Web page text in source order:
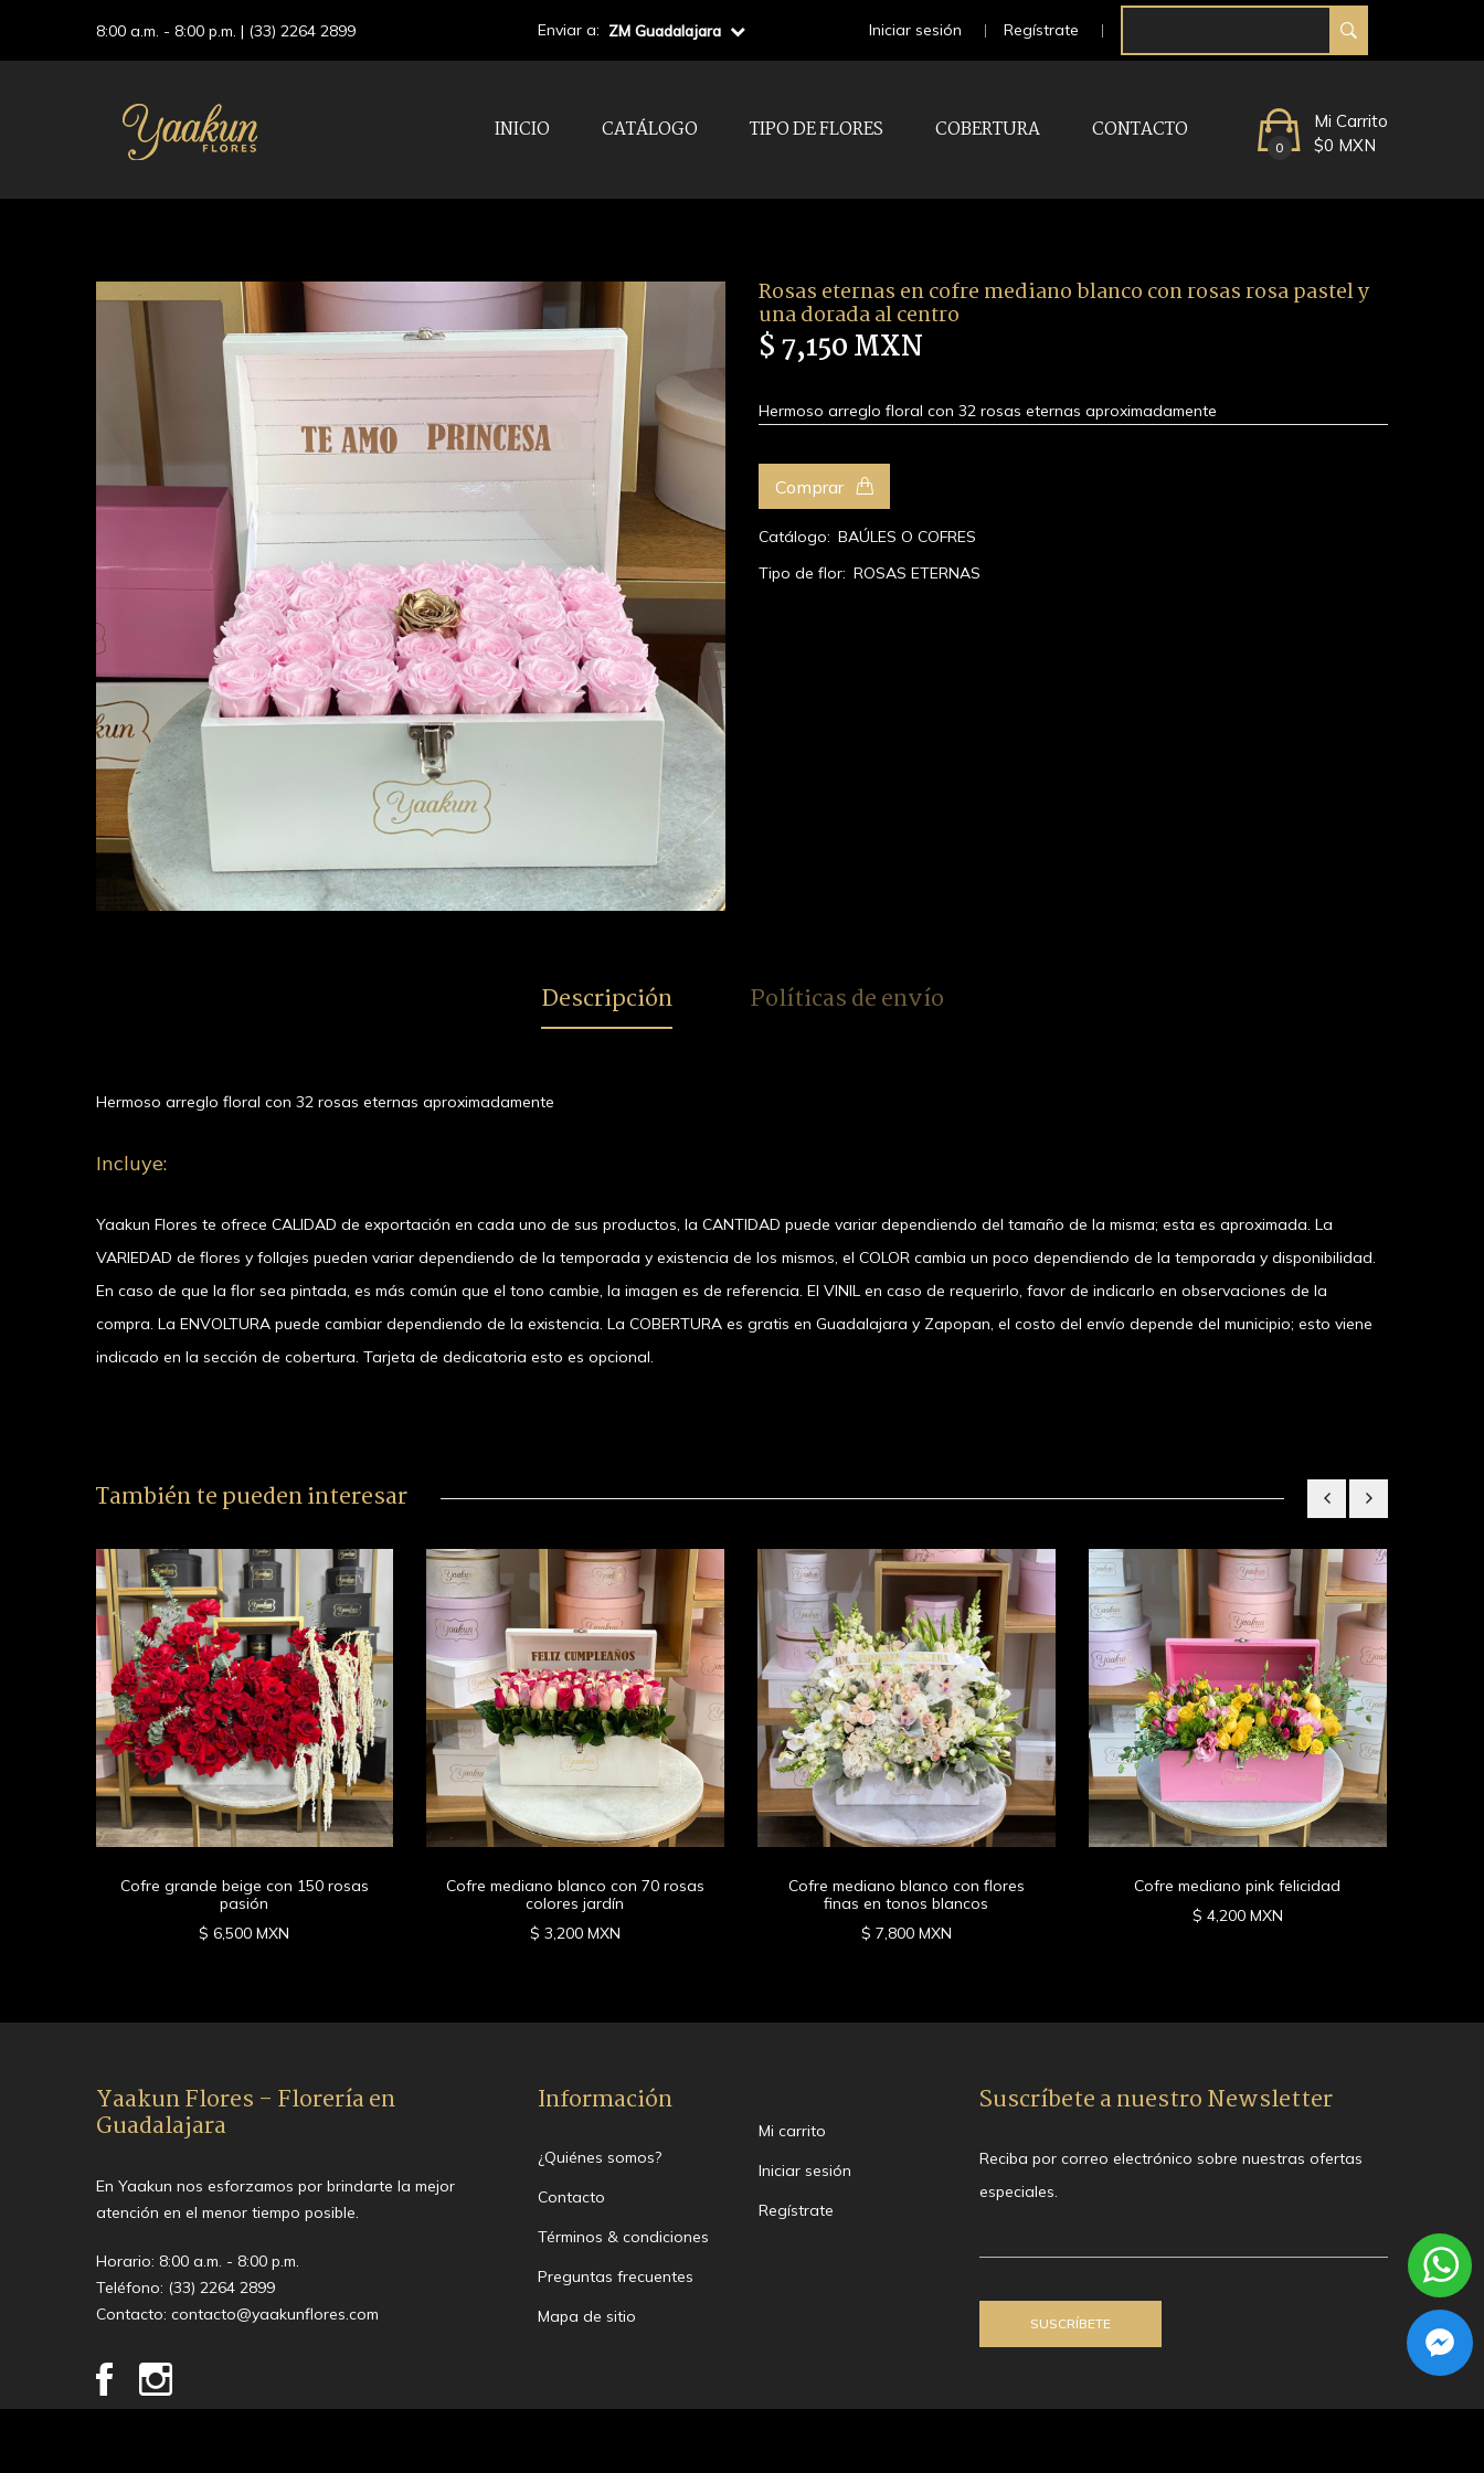
8:00 a.m. - 8:00 p.m. | (33) 2264 2899 Enviar a: ZM Guadalajara Iniciar sesión Regístrate
INICIO CATÁLOGO TIPO DE FLORES COBERTURA CONTACTO
0
Mi Carrito
$0 MXN
Rosas eternas en cofre mediano blanco con rosas rosa pastel y
una dorada al centro
$ 7,150 MXN
Hermoso arreglo floral con 32 rosas eternas aproximadamente
Comprar
Catálogo: BAÚLES O COFRES
Tipo de flor: ROSAS ETERNAS
Descripción Políticas de envío
Hermoso arreglo floral con 32 rosas eternas aproximadamente
Incluye:
Yaakun Flores te ofrece CALIDAD de exportación en cada uno de sus productos, la CANTIDAD puede variar dependiendo del tamaño de la misma; esta es aproximada. La
VARIEDAD de flores y follajes pueden variar dependiendo de la temporada y existencia de los mismos, el COLOR cambia un poco dependiendo de la temporada y disponibilidad.
En caso de que la flor sea pintada, es más común que el tono cambie, la imagen es de referencia. El VINIL en caso de requerirlo, favor de indicarlo en observaciones de la
compra. La ENVOLTURA puede cambiar dependiendo de la existencia. La COBERTURA es gratis en Guadalajara y Zapopan, el costo del envío depende del municipio; esto viene
indicado en la sección de cobertura. Tarjeta de dedicatoria esto es opcional.
También te pueden interesar
Cofre grande beige con 150 rosas
pasión
$ 6,500 MXN
Cofre mediano blanco con 70 rosas
colores jardín
$ 3,200 MXN
Cofre mediano blanco con flores
finas en tonos blancos
$ 7,800 MXN
Cofre mediano pink felicidad
$ 4,200 MXN
Yaakun Flores - Florería en
Guadalajara
En Yaakun nos esforzamos por brindarte la mejor
atención en el menor tiempo posible.
Horario: 8:00 a.m. - 8:00 p.m.
Teléfono: (33) 2264 2899
Contacto: contacto@yaakunflores.com
Información
¿Quiénes somos?
Contacto
Términos & condiciones
Preguntas frecuentes
Mapa de sitio
Mi carrito
Iniciar sesión
Regístrate
Suscríbete a nuestro Newsletter
Reciba por correo electrónico sobre nuestras ofertas
especiales.